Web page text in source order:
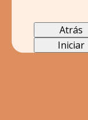
Atrás
Iniciar